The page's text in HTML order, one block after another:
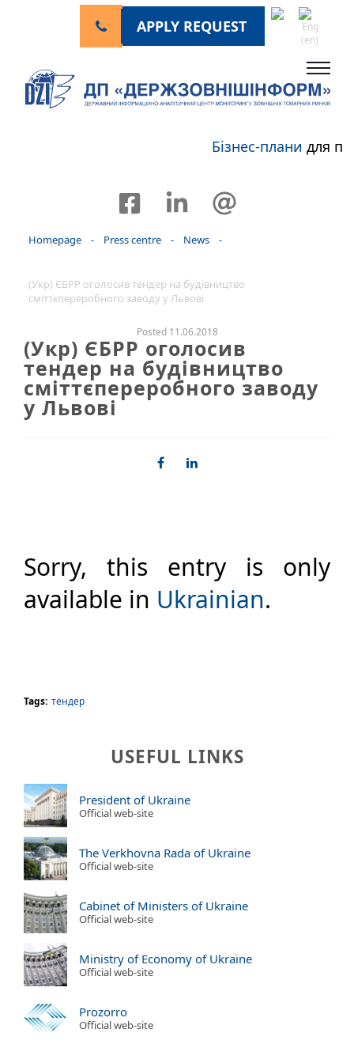
APPLY REQUEST
Бізнес-планидля
Homepage - Press centre - News -
(Укр) ЄБРР оголосив тендер на будівництво
сміттєпереробного заводу у Львові
Posted 11.06.2018
(Укр) ЄБРР оголосив
тендер на будівництво
сміттєпереробного заводу
у Львові
Sorry, this entry is only
available in Ukrainian.
Tags: тендер
USEFUL LINKS
President of Ukraine
Official web-site
The Verkhovna Rada of Ukraine
Official web-site
Cabinet of Ministers of Ukraine
Official web-site
Ministry of Economy of Ukraine
Official web-site
Prozorro
Official web-site